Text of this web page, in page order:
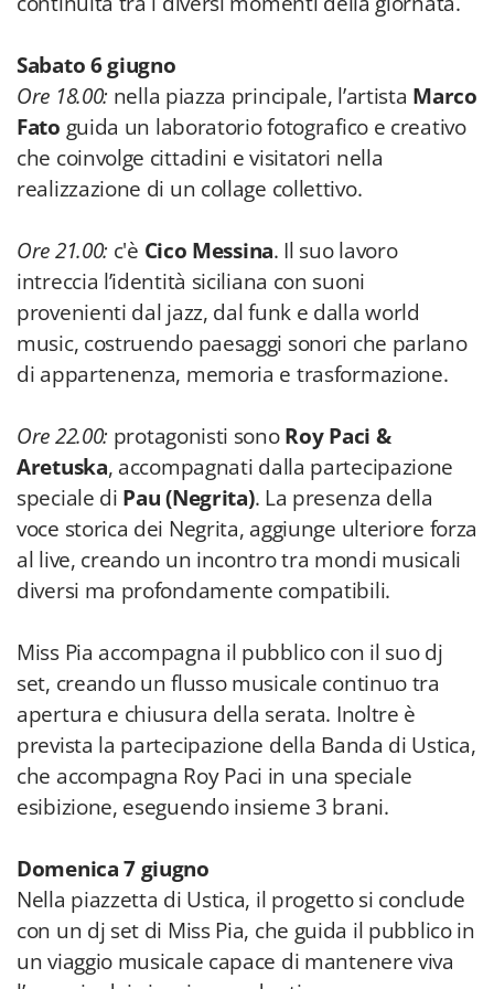
Sabato 6 giugno
Ore 18.00: nella piazza principale, l’artista Marco
Fato guida un laboratorio fotografico e creativo
che coinvolge cittadini e visitatori nella
realizzazione di un collage collettivo.
Ore 21.00: c'è Cico Messina. Il suo lavoro
intreccia l’identità siciliana con suoni
provenienti dal jazz, dal funk e dalla world
music, costruendo paesaggi sonori che parlano
di appartenenza, memoria e trasformazione.
Ore 22.00: protagonisti sonoRoy Paci &
Aretuska, accompagnati dalla partecipazione
speciale di Pau (Negrita). La presenza della
voce storica dei Negrita, aggiunge ulteriore forza
al live, creando un incontro tra mondi musicali
diversi ma profondamente compatibili.
Miss Pia accompagna il pubblico con il suo dj
set, creando un flusso musicale continuo tra
apertura e chiusura della serata. Inoltre è
prevista la partecipazione della Banda di Ustica,
che accompagna Roy Paci in una speciale
esibizione, eseguendo insieme 3 brani.
Domenica 7 giugno
Nella piazzetta di Ustica, il progetto si conclude
con un dj set di Miss Pia, che guida il pubblico in
un viaggio musicale capace di mantenere viva